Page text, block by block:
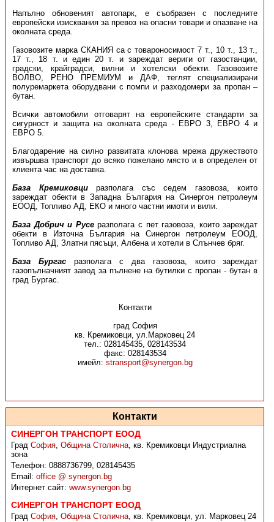
Напълно обновеният автопарк, е съобразен с последните
европейски изисквания за превоз на опасни товари и опазване на
околната среда.
Газовозите марка СКАНИЯ са с товароносимост 7 т., 10 т., 13 т.,
17 т., 18 т. и един 20 т. и зареждат вериги от газостанции,
градски, крайградси, вилни и хотелски обекти. Газовозите
ВОЛВО, РЕНО ПРЕМИУМ и ДАФ, теглят специализирани
полуремаркета оборудвани с помпи и разходомери за пропан –
бутан.
Всички автомобили отговарят на европейските стандарти за
сигурност и защита на околната среда - ЕВРО 3, ЕВРО 4 и
ЕВРО 5.
Благодарение на силно развитата клонова мрежа дружеството
извършва транспорт до всяко пожелано място и в определен от
клиента час на доставка.
База Кремиковци
разполага със седем газовоза, които
зареждат обекти в Западна България на Синергон петролеум
ЕООД, Топливо АД, ЕКО и много частни имоти и вили.
База Добрич и Русеразполага с пет газовоза, които зареждат
обекти в Източна България на Синергон петролеум ЕООД,
Топливо АД, Златни пясъци, Албена и хотели в Слънчев бряг.
База Бургас
разполага с два газовоза, които зареждат
газопълначният завод за пълнене на бутилки с пропан - бутан в
град Бургас.
Контакти
град София
кв. Кремиковци, ул.Марковец 24
тел.: 028145435, 028143534
факс: 028143534
имейл: stransport@synergon.bg
Контакти
СИНЕРГОН ТРАНСПОРТ ЕООД
ГрадСофия,Община Столична,кв. Кремиковци Индустриална
зона
Телефон:0888736799, 028145435
Email:office @ synergon.bg
Интернет сайт:www.synergon.bg
СИНЕРГОН ТРАНСПОРТ ЕООД
ГрадСофия,Община Столична,кв. Кремиковци, ул. Марковец 24